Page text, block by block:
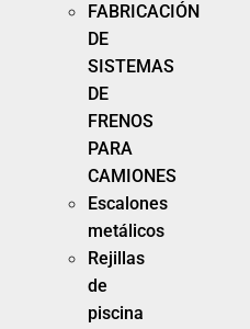
FABRICACIÓN
DE
SISTEMAS
DE
FRENOS
PARA
CAMIONES
Escalones
metálicos
Rejillas
de
piscina